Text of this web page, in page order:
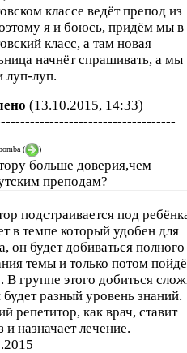
классе ведёт препод из
я и боюсь, придём мы в
класс, а там новая
начнёт спрашивать, а мы
луп-луп.
(13.10.2015, 14:33)
( )
больше доверия,чем
преподам?
подстраивается под
в темпе который удобен для
он будет добиваться полного
темы и только потом
В группе этого добиться
будет разный уровень знаний.
репетитор, как врач, ставит
и назначает лечение.